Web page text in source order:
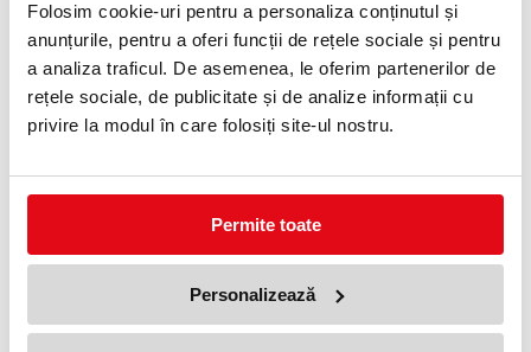
Folosim cookie-uri pentru a personaliza conținutul și
anunțurile, pentru a oferi funcții de rețele sociale și pentru
a analiza traficul. De asemenea, le oferim partenerilor de
rețele sociale, de publicitate și de analize informații cu
privire la modul în care folosiți site-ul nostru.
Permite toate
Personalizează
Ambalajul economic de 3.6 litri este suficient pentru până la 80 de
spălări, fiind o alegere practică atât pentru uz casnic, cât și pentru
familii numeroase.
Specificații
Număr spălări: 80
Proprietăți: curățare profundă, protejează țesăturile, parfum
Utilizare: pentru toate tipurile de rufe